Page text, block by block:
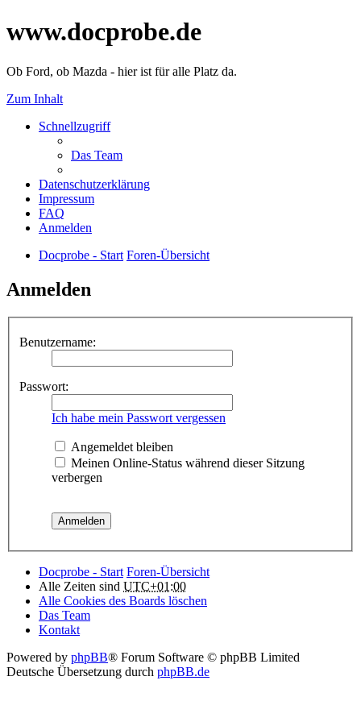
www.docprobe.de
Ob Ford, ob Mazda - hier ist für alle Platz da.
Zum Inhalt
Schnellzugriff
Das Team
Datenschutzerklärung
Impressum
FAQ
Anmelden
Docprobe - Start Foren-Übersicht
Anmelden
Benutzername:
Passwort:
Ich habe mein Passwort vergessen
Angemeldet bleiben
Meinen Online-Status während dieser Sitzung
verbergen
Docprobe - Start Foren-Übersicht
Alle Zeiten sind UTC+01:00
Alle Cookies des Boards löschen
Das Team
Kontakt
Powered by phpBB® Forum Software © phpBB Limited
Deutsche Übersetzung durch phpBB.de